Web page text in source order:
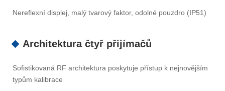
Nereflexní displej, malý tvarový faktor, odolné pouzdro (IP51)
Architektura čtyř přijímačů
Sofistikovaná RF architektura poskytuje přístup k nejnovějším
typům kalibrace